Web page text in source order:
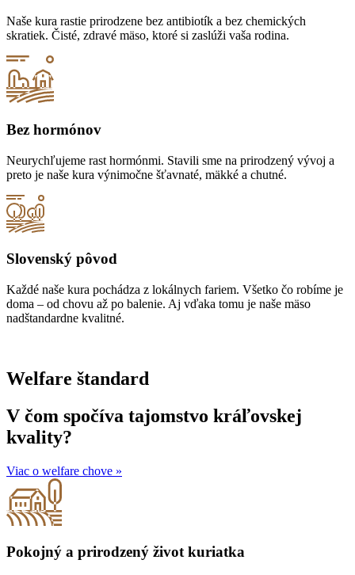
Naše kura rastie prirodzene bez antibiotík a bez chemických
skratiek. Čisté, zdravé mäso, ktoré si zaslúži vaša rodina.
Bez hormónov
Neurychľujeme rast hormónmi. Stavili sme na prirodzený vývoj a
preto je naše kura výnimočne šťavnaté, mäkké a chutné.
Slovenský pôvod
Každé naše kura pochádza z lokálnych fariem. Všetko čo robíme je
doma – od chovu až po balenie. Aj vďaka tomu je naše mäso
nadštandardne kvalitné.
Welfare štandard
V čom spočíva tajomstvo kráľovskej
kvality?
Viac o welfare chove »
Pokojný a prirodzený život kuriatka